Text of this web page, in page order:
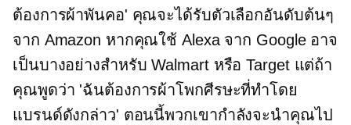
ต้องการผ้าพันคอ' คุณจะได้รับตัวเลือกอันดับต้นๆ
จาก Amazon หากคุณใช้ Alexa จาก Google อาจ
เป็นบางอย่างสำหรับ Walmart หรือ Target แต่ถ้า
คุณพูดว่า 'ฉันต้องการผ้าโพกศีรษะที่ทำโดย
แบรนด์ดังกล่าว' ตอนนี้พวกเขากำลังจะนำคุณไป